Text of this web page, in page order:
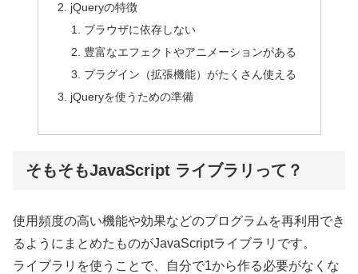
jQueryの特徴
ブラウザに依存しない
豊富なエフェクトやアニメーションがある
プラグイン（拡張機能）がたくさん使える
jQueryを使うための準備
そもそもJavaScript ライブラリって？
使用頻度の高い機能や効果などのプログラムを再利用でき
るようにまとめたものがJavaScriptライブラリです。
ライブラリを使うことで、自分で1から作る必要がなくな